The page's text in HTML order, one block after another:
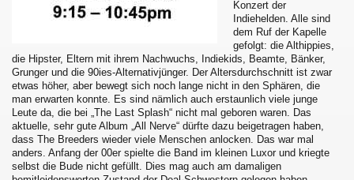
Konzert der
Indiehelden. Alle sind
dem Ruf der Kapelle
gefolgt: die Althippies,
die Hipster, Eltern mit ihrem Nachwuchs, Indiekids, Beamte, Bänker,
Grunger und die 90ies-Alternativjünger. Der Altersdurchschnitt ist zwar
etwas höher, aber bewegt sich noch lange nicht in den Sphären, die
man erwarten konnte. Es sind nämlich auch erstaunlich viele junge
Leute da, die bei „The Last Splash“ nicht mal geboren waren. Das
aktuelle, sehr gute Album „All Nerve“ dürfte dazu beigetragen haben,
dass The Breeders wieder viele Menschen anlocken. Das war mal
anders. Anfang der 00er spielte die Band im kleinen Luxor und kriegte
selbst die Bude nicht gefüllt. Dies mag auch am damaligen